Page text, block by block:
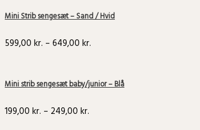
Mini Strib sengesæt – Sand / Hvid
599,00 kr. – 649,00 kr.
Mini strib sengesæt baby/junior – Blå
199,00 kr. – 249,00 kr.